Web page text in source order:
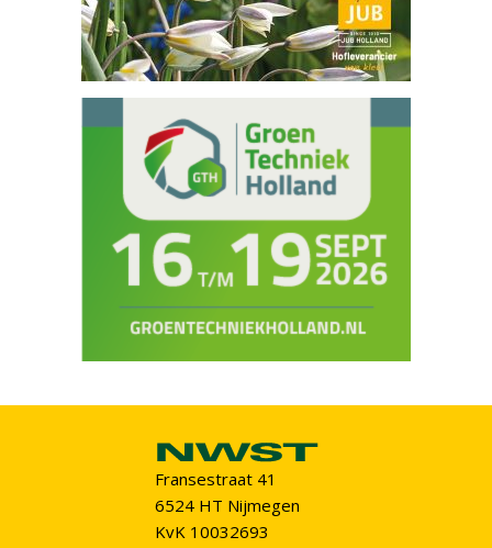
Fransestraat 41
6524 HT Nijmegen
KvK 10032693